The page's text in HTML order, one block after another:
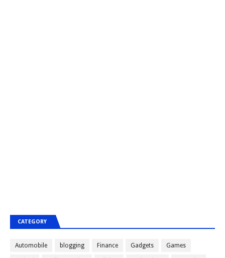
CATEGORY
Automobile blogging Finance Gadgets Games